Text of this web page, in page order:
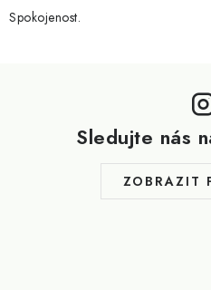
Spokojenost.
Sledujte nás
ZOBRAZIT